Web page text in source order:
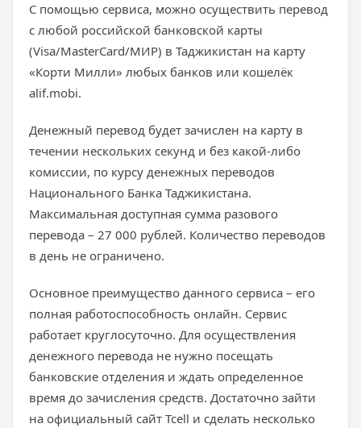
С помощью сервиса, можно осуществить перевод
с любой российской банковской карты
(Visa/MasterCard/МИР) в Таджикистан на карту
«Корти Милли» любых банков или кошелёк
alif.mobi.
Денежный перевод будет зачислен на карту в
течении нескольких секунд и без какой-либо
комиссии, по курсу денежных переводов
Национального Банка Таджикистана.
Максимальная доступная сумма разового
перевода – 27 000 рублей. Количество переводов
в день не ограничено.
Основное преимущество данного сервиса – его
полная работоспособность онлайн. Сервис
работает круглосуточно. Для осуществления
денежного перевода не нужно посещать
банковские отделения и ждать определенное
время до зачисления средств. Достаточно зайти
на официальный сайт Tcell и сделать несколько